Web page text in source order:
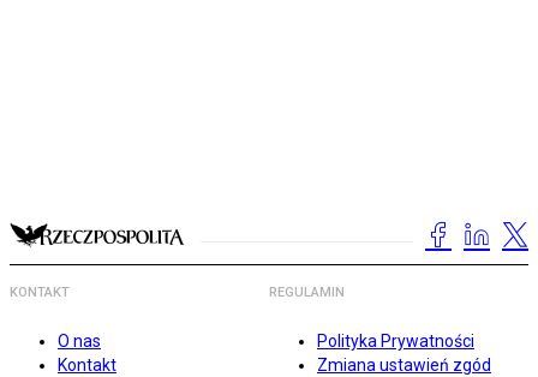
KONTAKT
O nas
Kontakt
REGULAMIN
Polityka Prywatności
Zmiana ustawień zgód